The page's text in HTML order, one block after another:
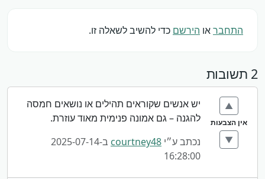
התחבראו הירשם כדי להשיב לשאלה זו.
2 תשובות
▲
אין הצבעות
▼
יש אנשים שקוראים תהילים או נושאים חמסה
להגנה – גם אמונה פנימית מאוד עוזרת.
נכתב ע״י courtney48
ב-2025-07-14
16:28:00